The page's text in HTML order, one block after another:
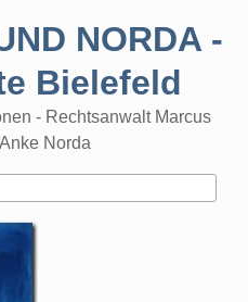
NORDA -
Bielefeld
- Rechtsanwalt Marcus
Norda